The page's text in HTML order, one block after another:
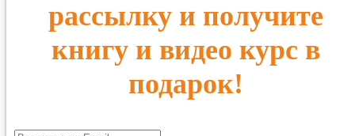
рассылку и получите
книгу и видео курс в
подарок!